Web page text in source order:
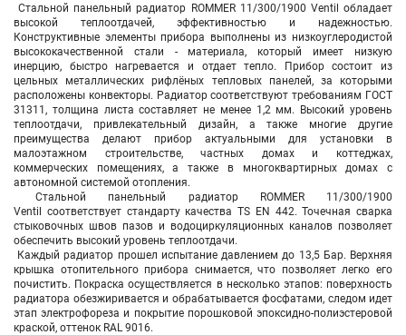
Стальной панельный радиатор ROMMER 11/300/1900 Ventil обладает
высокой теплоотдачей, эффективностью и надежностью.
Конструктивные элементы прибора выполнены из низкоуглеродистой
высококачественной стали - материала, который имеет низкую
инерцию, быстро нагревается и отдает тепло. Прибор состоит из
цельных металлических рифлёных тепловых панелей, за которыми
расположены конвекторы. Радиатор соответствуют требованиям ГОСТ
31311, толщина листа составляет не менее 1,2 мм. Высокий уровень
теплоотдачи, привлекательный дизайн, а также многие другие
преимущества делают прибор актуальными для установки в
малоэтажном строительстве, частных домах и коттеджах,
коммерческих помещениях, а также в многоквартирных домах с
автономной системой отопления.
Стальной панельный радиатор ROMMER 11/300/1900
Ventil соответствует стандарту качества TS EN 442. Точечная сварка
стыковочных швов пазов и водоциркуляционных каналов позволяет
обеспечить высокий уровень теплоотдачи.
Каждый радиатор прошел испытание давлением до 13,5 Бар. Верхняя
крышка отопительного прибора снимается, что позволяет легко его
почистить. Покраска осуществляется в несколько этапов: поверхность
радиатора обезжиривается и обрабатывается фосфатами, следом идет
этап электрофореза и покрытие порошковой эпоксидно-полиэстеровой
краской, оттенок RAL 9016.